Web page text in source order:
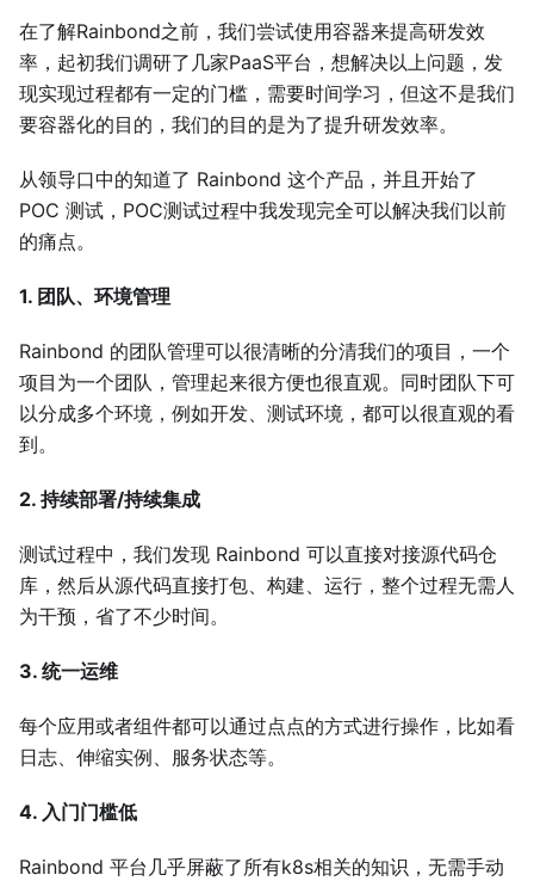
在了解Rainbond之前，我们尝试使用容器来提高研发效
率，起初我们调研了几家PaaS平台，想解决以上问题，发
现实现过程都有一定的门槛，需要时间学习，但这不是我们
要容器化的目的，我们的目的是为了提升研发效率。
从领导口中的知道了 Rainbond 这个产品，并且开始了
POC 测试，POC测试过程中我发现完全可以解决我们以前
的痛点。
1. 团队、环境管理
Rainbond 的团队管理可以很清晰的分清我们的项目，一个
项目为一个团队，管理起来很方便也很直观。同时团队下可
以分成多个环境，例如开发、测试环境，都可以很直观的看
到。
2. 持续部署/持续集成
测试过程中，我们发现 Rainbond 可以直接对接源代码仓
库，然后从源代码直接打包、构建、运行，整个过程无需人
为干预，省了不少时间。
3. 统一运维
每个应用或者组件都可以通过点点的方式进行操作，比如看
日志、伸缩实例、服务状态等。
4. 入门门槛低
Rainbond 平台几乎屏蔽了所有k8s相关的知识，无需手动